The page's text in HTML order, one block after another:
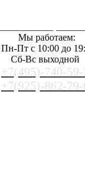
Мы работаем:
Пн-Пт с 10:00 до
Сб-Вс выходной
+7(495)-740-59-
+7(925)-862-79-